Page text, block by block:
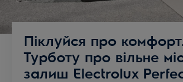
Піклуйся про
Турботу про вільне
залиш Electrolux